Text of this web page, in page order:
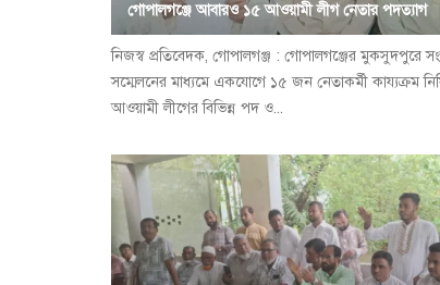
গোপালগঞ্জে আবারও ১৫ আওয়ামী লীগ নেতার পদত্যাগ
নিজস্ব প্রতিবেদক, গোপালগঞ্জ : গোপালগঞ্জের মুকসুদপুরে
সম্মেলনের মাধ্যমে একযোগে ১৫ জন নেতাকর্মী কায্যক্রম
আওয়ামী লীগের বিভিন্ন পদ ও...